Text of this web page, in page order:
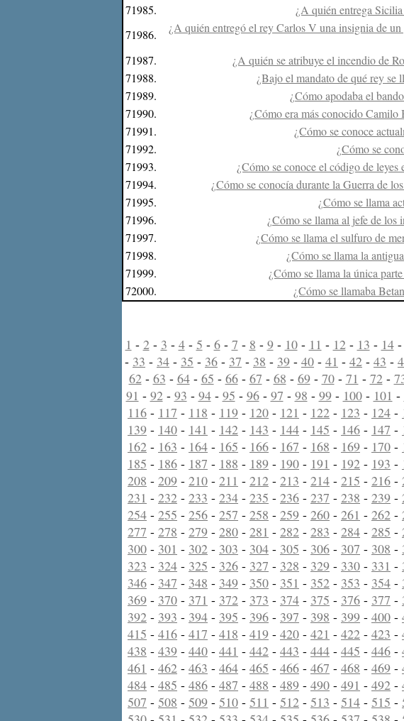
71985.
¿A quién entrega
71986.
¿A quién entregó el rey Carlos V una insignia de
71987.
¿A quién se atribuye el incendio de
71988.
¿Bajo el mandato de qué rey se
71989.
¿Cómo apodaba el
71990.
¿Cómo era más conocido
71991.
¿Cómo se conoce
71992.
¿Cómo se
71993.
¿Cómo se conoce el código de
71994.
¿Cómo se conocía durante la Guerra de
71995.
¿Cómo se llama
71996.
¿Cómo se llama al jefe de
71997.
¿Cómo se llama el sulfuro de
71998.
¿Cómo se llama la
71999.
¿Cómo se llama la única
72000.
¿Cómo se llamaba
1 - 2 - 3 - 4- 5 - 6- 7 - 8 - 9- 10- 11 - 12 - 13 - 14-
- 33 - 34 - 35 - 36 - 37 - 38 - 39 - 40 - 41 - 42 - 43 -
62 - 63 - 64- 65 - 66- 67 - 68 - 69- 70- 71 - 72 -
91 - 92 - 93 - 94- 95 - 96- 97 - 98 - 99- 100- 101 -
116 - 117 - 118 - 119 - 120 - 121 - 122 - 123 - 124 -
139 - 140 - 141 - 142 - 143 - 144 - 145 - 146 - 147 -
162 - 163 - 164 - 165 - 166 - 167 - 168 - 169 - 170 -
185 - 186 - 187 - 188 - 189 - 190 - 191 - 192 - 193 -
208 - 209 - 210 - 211 - 212 - 213 - 214 - 215 - 216 -
231 - 232 - 233 - 234 - 235 - 236 - 237 - 238 - 239 -
254 - 255 - 256 - 257 - 258 - 259 - 260 - 261 - 262 -
277 - 278 - 279 - 280 - 281 - 282 - 283 - 284 - 285 -
300 - 301 - 302 - 303 - 304 - 305 - 306 - 307 - 308 -
323 - 324 - 325 - 326 - 327 - 328 - 329 - 330 - 331 -
346 - 347 - 348 - 349 - 350 - 351 - 352 - 353 - 354 -
369 - 370 - 371 - 372 - 373 - 374 - 375 - 376 - 377 -
392 - 393 - 394 - 395 - 396 - 397 - 398 - 399 - 400 -
415 - 416 - 417 - 418 - 419 - 420 - 421 - 422 - 423 -
438 - 439 - 440 - 441 - 442 - 443 - 444 - 445 - 446 -
461 - 462 - 463 - 464 - 465 - 466 - 467 - 468 - 469 -
484 - 485 - 486 - 487 - 488 - 489 - 490 - 491 - 492 -
507 - 508 - 509 - 510 - 511 - 512 - 513 - 514 - 515 -